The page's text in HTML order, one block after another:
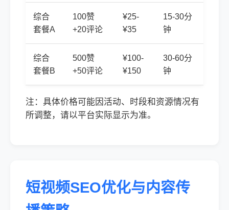
综合
套餐A
100赞
+20评论
¥25-
¥35
15-30分
钟
综合
套餐B
500赞
+50评论
¥100-
¥150
30-60分
钟
注：具体价格可能因活动、时段和资源情况有
所调整，请以平台实际显示为准。
短视频SEO优化与内容传